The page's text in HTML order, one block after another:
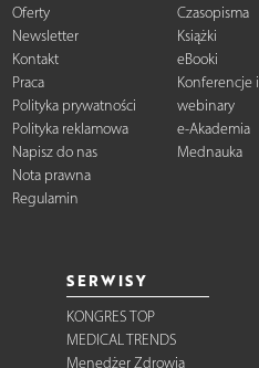
Oferty
Newsletter
Kontakt
Praca
Polityka prywatności
Polityka reklamowa
Napisz do nas
Nota prawna
Regulamin
Czasopisma
Książki
eBooki
Konferencje i
webinary
e-Akademia
Mednauka
SERWISY
KONGRES TOP
MEDICAL TRENDS
Menedżer Zdrowia